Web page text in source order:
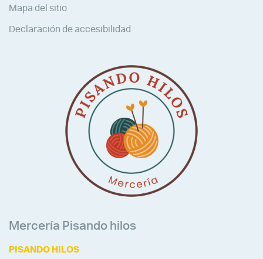
Mapa del sitio
Declaración de accesibilidad
Mercería Pisando hilos
PISANDO HILOS